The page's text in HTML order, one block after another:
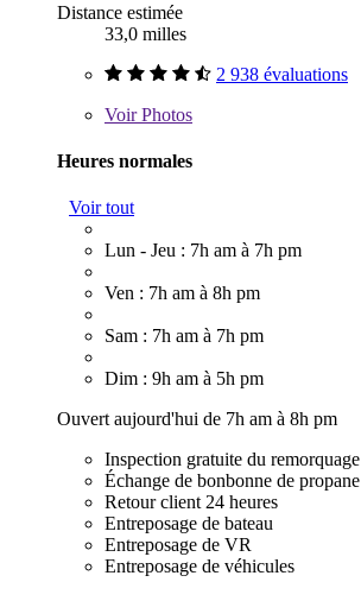
Distance estimée
33,0 milles
2 938 évaluations
VoirPhotos
Heures normales
Voir tout
Lun - Jeu : 7h am à 7h pm
Ven : 7h am à 8h pm
Sam : 7h am à 7h pm
Dim : 9h am à 5h pm
Ouvert aujourd'hui de 7h am à 8h pm
Inspection gratuite du remorquage
Échange de bonbonne de propane
Retour client 24 heures
Entreposage de bateau
Entreposage de VR
Entreposage de véhicules